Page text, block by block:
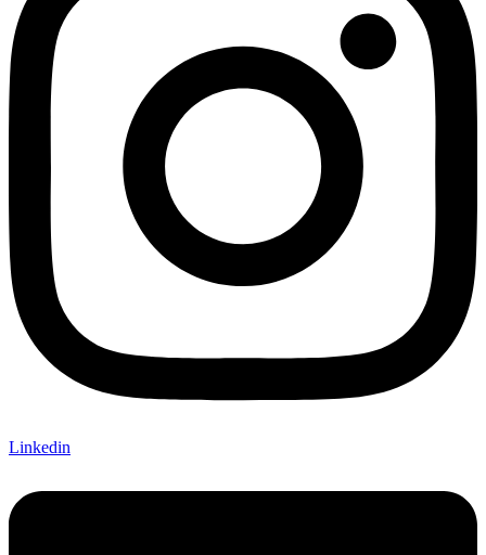
Linkedin